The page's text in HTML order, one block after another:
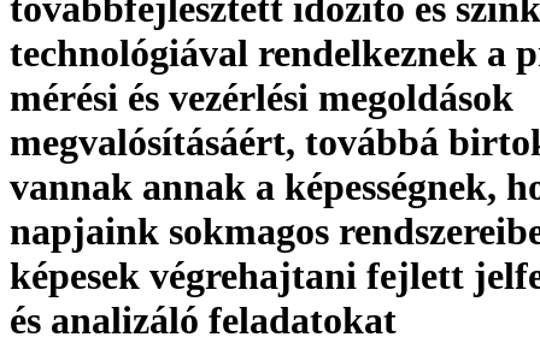
technológiával rendelkeznek a
mérési és vezérlési megoldások
megvalósításáért, továbbá
vannak annak a képességnek,
napjaink sokmagos
képesek végrehajtani fejlett
és analizáló feladatokat